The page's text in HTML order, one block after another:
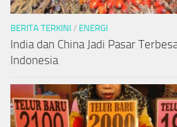
BERITA TERKINI / ENERGI
India dan China Jadi Pasar
Indonesia